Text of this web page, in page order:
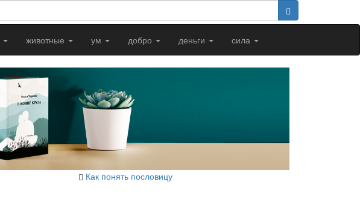
животные ум добро деньги сила
Как понять пословицу